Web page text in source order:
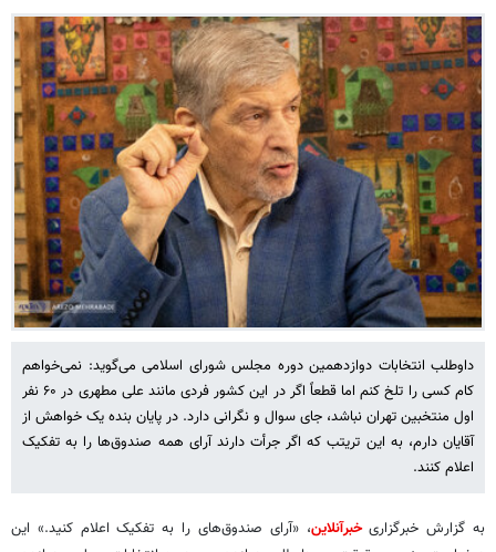
داوطلب انتخابات دوازدهمین دوره مجلس شورای اسلامی می‌گوید: نمی‌خواهم
کام کسی را تلخ کنم اما قطعاً اگر در این کشور فردی مانند علی مطهری در ۶۰ نفر
اول منتخبین تهران نباشد، جای سوال و نگرانی دارد. در پایان بنده یک خواهش از
آقایان دارم، به این تریتب که اگر جرأت دارند آرای همه صندوق‌ها را به تفکیک
اعلام کنند.
به گزارش خبرگزاریخبرآنلاین، «آرای صندوق‌های را به تفکیک اعلام کنید.» این